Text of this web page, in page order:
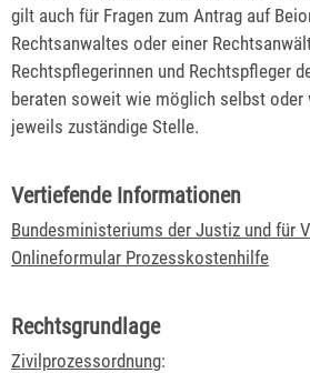
gilt auch für Fragen zum Antrag auf
Rechtsanwaltes oder einer
Rechtspflegerinnen und Rechtspfleger
beraten soweit wie möglich selbst oder
jeweils zuständige Stelle.
Vertiefende Informationen
Bundesministeriums der Justiz und für
Onlineformular Prozesskostenhilfe
Rechtsgrundlage
Zivilprozessordnung: